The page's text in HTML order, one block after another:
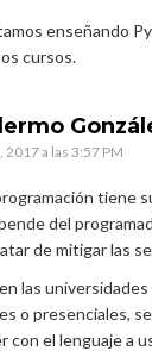
enseñando
cursos.
2017 a las 3:57 PM
tiene
del
de mitigar las
las
o presenciales,
con el lenguaje a